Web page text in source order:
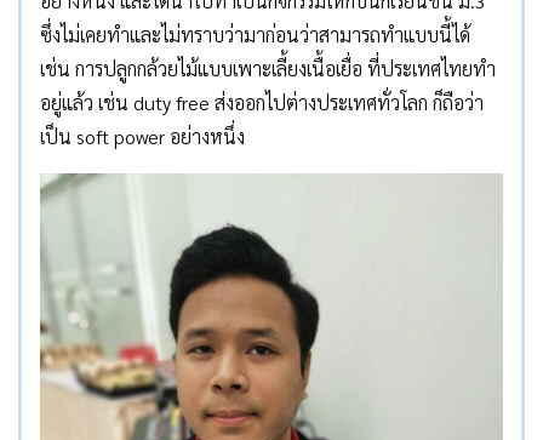
ซึ่งไม่เคยทำและไม่ทราบว่ามาก่อนว่าสามารถทำแบบนี้ได้
เช่น การปลูกกล้วยไม้แบบเพาะเลี้ยงเนื้อเยื่อ ที่ประเทศไทยทำ
อยู่แล้ว เช่น duty free ส่งออกไปต่างประเทศทั่วโลก ก็ถือว่า
เป็น soft power อย่างหนึ่ง